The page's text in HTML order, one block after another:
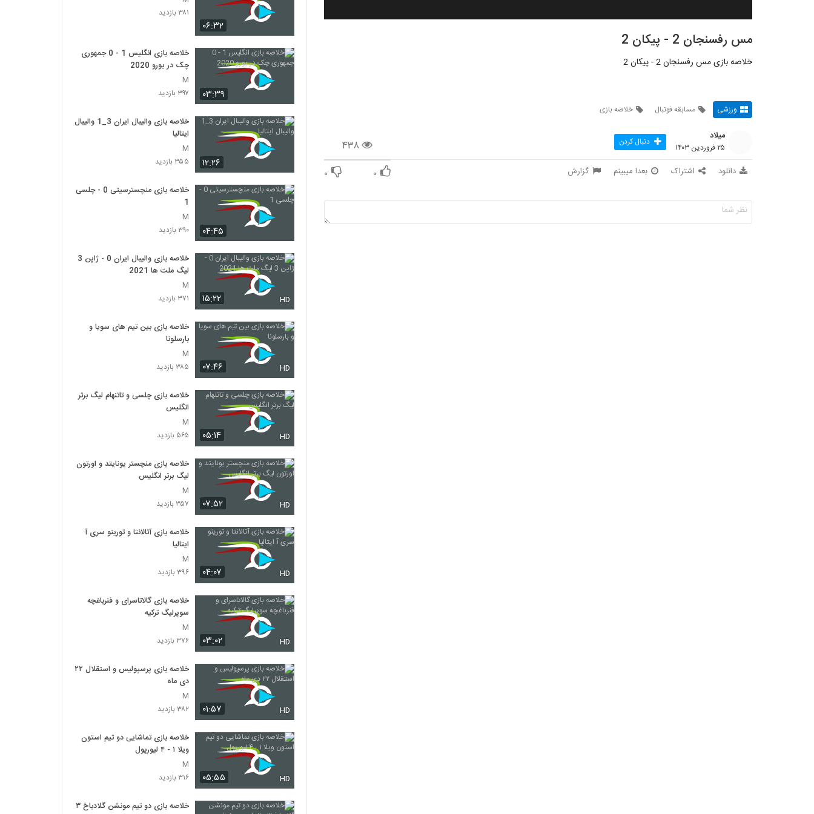
مس رفسنجان 2 - پیکان 2
خلاصه بازی مس رفسنجان 2 - پیکان 2
ورزشی مسابقه فوتبال خلاصه بازی
۴۳۸
میلاد
۲۵ فروردین ۱۴۰۳ دنبال کردن
دانلود اشتراک بعدا میبینم گزارش ۰ ۰
۰۶:۳۲
۳۸۱ بازدید
۰۳:۳۹
خلاصه بازی انگلیس 1 - 0 جمهوری
چک در یورو 2020
M
۳۹۷ بازدید
۱۲:۲۶
خلاصه بازی والیبال ایران 3_1 والیبال
ایتالیا
M
۳۵۵ بازدید
۰۴:۴۵
خلاصه بازی منچسترسیتی 0 - چلسی
1
M
۳۹۰ بازدید
۱۵:۲۲ HD
خلاصه بازی والیبال ایران 0 - ژاپن 3
لیگ ملت ها 2021
M
۳۷۱ بازدید
۰۷:۴۶ HD
خلاصه بازی بین تیم های سویا و
بارسلونا
M
۳۸۵ بازدید
۰۵:۱۴ HD
خلاصه بازی چلسی و تاتنهام لیگ برتر
انگلیس
M
۵۶۵ بازدید
۰۷:۵۲ HD
خلاصه بازی منچستر یونایتد و اورتون
لیگ برتر انگلیس
M
۳۵۷ بازدید
۰۴:۰۷ HD
خلاصه بازی آتالانتا و تورینو سری آ
ایتالیا
M
۳۹۶ بازدید
۰۳:۰۲ HD
خلاصه بازی گالاتاسرای و فنرباغچه
سوپرلیگ ترکیه
M
۳۷۶ بازدید
۰۱:۵۷ HD
خلاصه بازی پرسپولیس و استقلال ۲۲
دی ماه
M
۳۸۲ بازدید
۰۵:۵۵ HD
خلاصه بازی تماشایی دو تیم استون
ویلا ۱ - ۴ لیورپول
M
۳۱۶ بازدید
خلاصه بازی دو تیم مونشن گلادباخ ۳